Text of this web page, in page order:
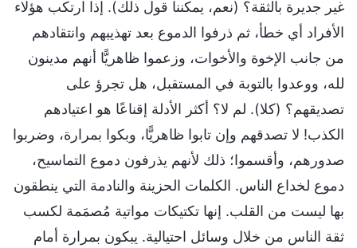
غير جديرة بالثقة؟ (نعم، يمكننا قول ذلك). إذا ارتكب هؤلاء
الأفراد أي خطأ، ثم ذرفوا الدموع بعد تهذيبهم وانتقادهم
من جانب الإخوة والأخوات، وزعموا ظاهريًّا أنهم مدينون
لله، ووعدوا بالتوبة في المستقبل، هل تجرؤ على
تصديقهم؟ (كلا). لم لا؟ أكثر الأدلة إقناعًا هو اعتيادهم
الكذب! لا تصدقهم وإن تابوا ظاهريًّا، وبكوا بمرارة، وضربوا
صدورهم، وأقسموا؛ ذلك لأنهم يذرفون دموع التماسيح،
دموع لخداع الناس. الكلمات الحزينة والنادمة التي ينطقون
بها ليست من القلب. إنها تكتيكات مواتية مُصمَمة لكسب
ثقة الناس من خلال وسائل احتيالية. يبكون بمرارة أمام